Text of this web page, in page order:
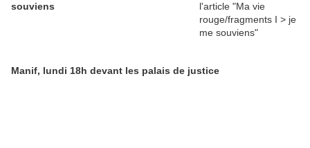
souviens
Manif, lundi 18h devant les palais de justice